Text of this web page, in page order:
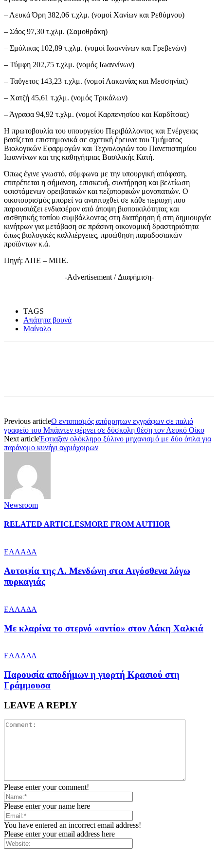
– Λευκά Όρη 382,06 τ.χλμ. (νομοί Χανίων και Ρεθύμνου)
– Σάος 97,30 τ.χλμ. (Σαμοθράκη)
– Σμόλικας 102,89 τ.χλμ. (νομοί Ιωαννίνων και Γρεβενών)
– Τύμφη 202,75 τ.χλμ. (νομός Ιωαννίνων)
– Ταΰγετος 143,23 τ.χλμ. (νομοί Λακωνίας και Μεσσηνίας)
– Χατζή 45,61 τ.χλμ. (νομός Τρικάλων)
– Άγραφα 94,92 τ.χλμ. (νομοί Καρπενησίου και Καρδίτσας)
Η πρωτοβουλία του υπουργείου Περιβάλλοντος και Ενέργειας
βασίζεται επιστημονικά σε σχετική έρευνα του Τμήματος
Βιολογικών Εφαρμογών και Τεχνολογιών του Πανεπιστημίου
Ιωαννίνων και της καθηγήτριας Βασιλικής Κατή.
Όπως έγινε γνωστό, σύμφωνα με την υπουργική απόφαση,
επιτρέπεται η σήμανση, επισκευή, συντήρηση και βελτίωση
υφιστάμενων ορειβατικών και πεζοπορικών μονοπατιών. Ο
οικοτουρισμός μπορεί να αναπτυχθεί σε κάθε περιοχή που
παρουσιάζει ενδιαφέρον από άποψη βιοποικιλότητας και
αισθητικής τοπίου συμβάλλοντας στη διατήρηση ή στη δημιουργία
κινήτρων για μετάβαση σε πράσινη οικονομική δραστηριότητα
όπως βιολογικές καλλιέργειες, προώθηση παραδοσιακών
προϊόντων κ.ά.
Πηγή: ΑΠΕ – ΜΠΕ.
-Advertisement / Διαφήμιση-
TAGS
Απάτητα βουνά
Μαίναλο
Previous articleΟ εντοπισμός απόρρητων εγγράφων σε παλιό
γραφείο του Μπάιντεν φέρνει σε δύσκολη θέση τον Λευκό Οίκο
Next articleΈφτιαξαν ολόκληρο ξύλινο μηχανισμό με δύο όπλα για
παράνομο κυνήγι αγριόχοιρων
Newsroom
RELATED ARTICLESMORE FROM AUTHOR
ΕΛΛΑΔΑ
Αυτοψία της Λ. Μενδώνη στα Αιγόσθενα λόγω
πυρκαγιάς
ΕΛΛΑΔΑ
Με κλαρίνα το στερνό «αντίο» στον Λάκη Χαλκιά
ΕΛΛΑΔΑ
Παρουσία αποδήμων η γιορτή Κρασιού στη
Γράμμουσα
LEAVE A REPLY
Please enter your comment!
Please enter your name here
You have entered an incorrect email address!
Please enter your email address here